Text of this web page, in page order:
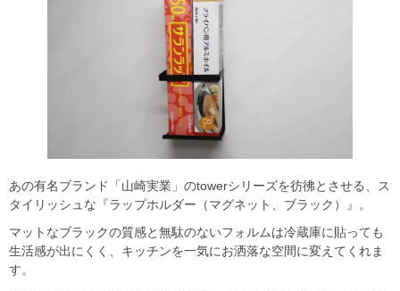
あの有名ブランド「山崎実業」のtowerシリーズを彷彿とさせる、ス
タイリッシュな『ラップホルダー（マグネット、ブラック）』。
マットなブラックの質感と無駄のないフォルムは冷蔵庫に貼っても
生活感が出にくく、キッチンを一気にお洒落な空間に変えてくれま
す。